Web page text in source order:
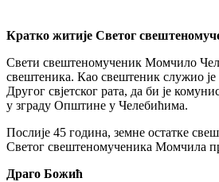
Кратко житије Светог
Свети свештеномученик Момчило
свештеника. Као свештеник служио
Другог свјетског рата, да би је
у зграду Општине у Челебићима.
Послије 45 година, земне остатке
Светог свештеномученика Момчила
Драго Божић